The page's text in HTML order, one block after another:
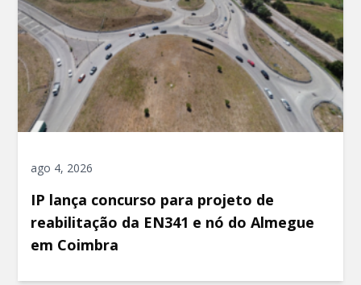
ago 4, 2026
IP lança concurso para projeto de
reabilitação da EN341 e nó do Almegue
em Coimbra